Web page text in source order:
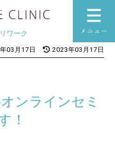
ブレインケア
ワーク
03月17日 2023年03月17日
ンラインセミ
！